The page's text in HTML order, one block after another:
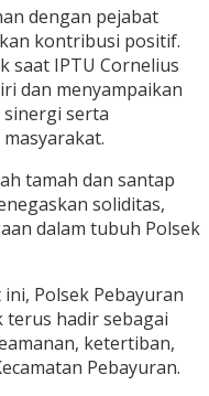
dengan pejabat
kontribusi positif.
saat IPTU Cornelius
dan menyampaikan
serta
tamah dan santap
soliditas,
dalam tubuh Polsek
Polsek Pebayuran
hadir sebagai
ketertiban,
Pebayuran.